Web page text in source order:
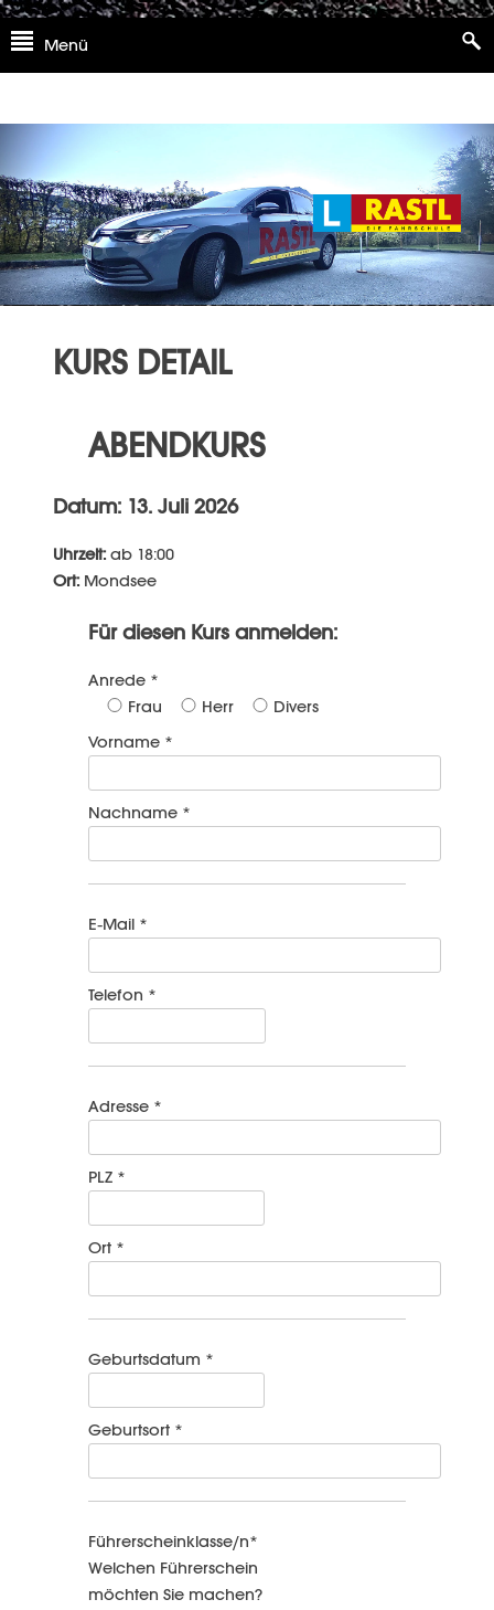
Skip
to
Menü
KURS DETAIL
ABENDKURS
Datum: 13. Juli 2026
Uhrzeit: ab 18:00
Ort: Mondsee
Für diesen Kurs anmelden:
Anrede *
Frau
Herr
Divers
Vorname *
Nachname *
E-Mail *
Telefon *
Adresse *
PLZ *
Ort *
Geburtsdatum *
Geburtsort *
Führerscheinklasse/n*
Welchen Führerschein
möchten Sie machen?